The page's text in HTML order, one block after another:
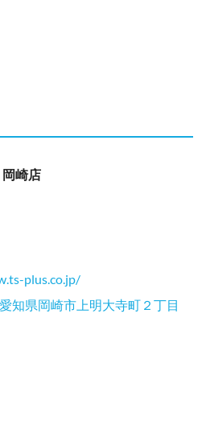
崎店
plus.co.jp/
知県岡崎市上明大寺町２丁目